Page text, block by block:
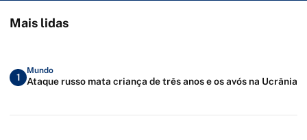
Mais lidas
1
Mundo
Ataque russo mata criança de três anos e os avós na Ucrânia